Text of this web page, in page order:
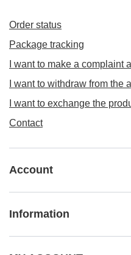
Order status
Package tracking
I want to make a complaint
I want to withdraw from the
I want to exchange the
Contact
Account
Information